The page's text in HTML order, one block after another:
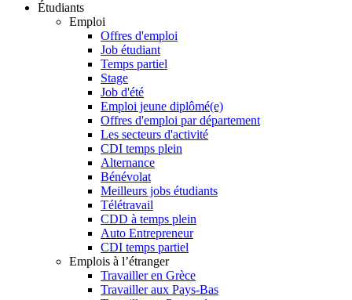
Étudiants
Emploi
Offres d'emploi
Job étudiant
Temps partiel
Stage
Job d'été
Emploi jeune diplômé(e)
Offres d'emploi par département
Les secteurs d'activité
CDI temps plein
Alternance
Bénévolat
Meilleurs jobs étudiants
Télétravail
CDD à temps plein
Auto Entrepreneur
CDI temps partiel
Emplois à l’étranger
Travailler en Grèce
Travailler aux Pays-Bas